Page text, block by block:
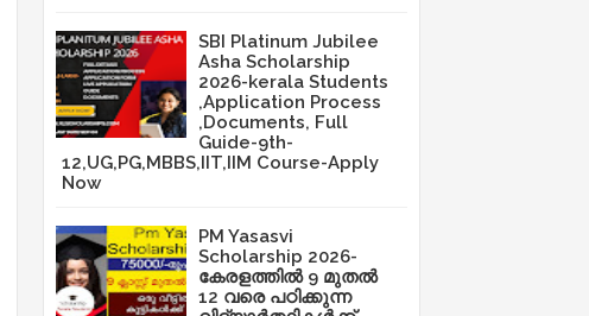
SBI Platinum Jubilee
Asha Scholarship
2026-kerala Students
,Application Process
,Documents, Full
Guide-9th-
12,UG,PG,MBBS,IIT,IIM Course-Apply
Now
PM Yasasvi
Scholarship 2026-
കേരളത്തിൽ 9 മുതൽ
12 വരെ പഠിക്കുന്ന